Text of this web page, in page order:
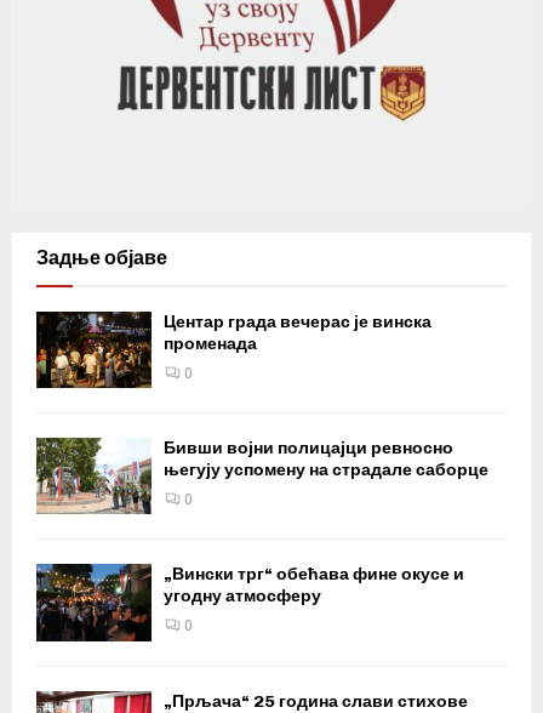
Задње објаве
Центар града вечерас је винска
променада
0
Бивши војни полицајци ревносно
његују успомену на страдале саборце
0
„Вински трг“ обећава фине окусе и
угодну атмосферу
0
„Прљача“ 25 година слави стихове